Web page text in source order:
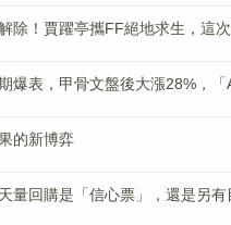
除！賈躍亭攜FF絕地求生，這
爆表，甲骨文盤後大漲28%，「
的新博弈
量回購是「信心票」，還是另有